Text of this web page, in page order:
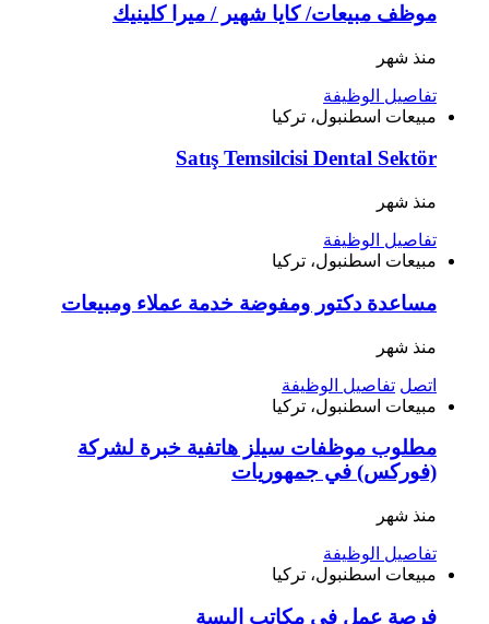
موظف مبيعات/ كايا شهير / ميرا كلينيك
منذ شهر
تفاصيل الوظيفة
مبيعات اسطنبول، تركيا
Satış Temsilcisi Dental Sektör
منذ شهر
تفاصيل الوظيفة
مبيعات اسطنبول، تركيا
مساعدة دكتور ومفوضة خدمة عملاء ومبيعات
منذ شهر
اتصل تفاصيل الوظيفة
مبيعات اسطنبول، تركيا
‎مطلوب موظفات سيلز هاتفية خبرة لشركة
(فوركس) في جمهوريات
منذ شهر
تفاصيل الوظيفة
مبيعات اسطنبول، تركيا
فرصة عمل في مكاتب البسة